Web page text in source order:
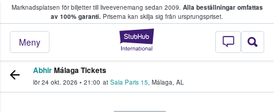
Marknadsplatsen för biljetter till liveevenemang sedan 2009. Alla beställningar omfattas
av 100% garanti. Priserna kan skilja sig från ursprungspriset.
StubHub – där
Meny
köper och säljer biljetter.
AbhirMálaga Tickets
lör 24 okt. 2026 • 21:00 at Sala Paris 15, Málaga, AL